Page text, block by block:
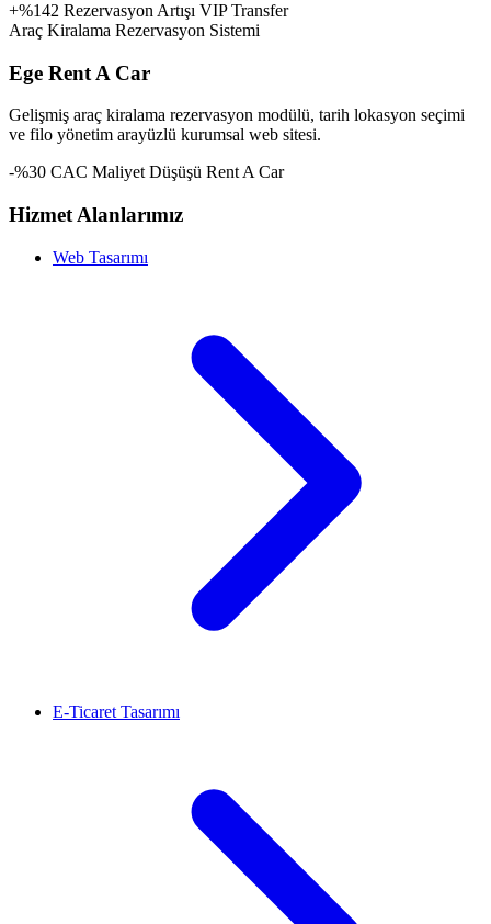
+%142 Rezervasyon Artışı VIP Transfer
Araç Kiralama Rezervasyon Sistemi
Ege Rent A Car
Gelişmiş araç kiralama rezervasyon modülü, tarih lokasyon seçimi
ve filo yönetim arayüzlü kurumsal web sitesi.
-%30 CAC Maliyet Düşüşü Rent A Car
Hizmet Alanlarımız
Web Tasarımı
E-Ticaret Tasarımı